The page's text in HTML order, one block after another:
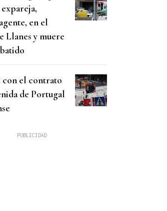
expareja,
en el
Llanes y muere
con el contrato
de Portugal